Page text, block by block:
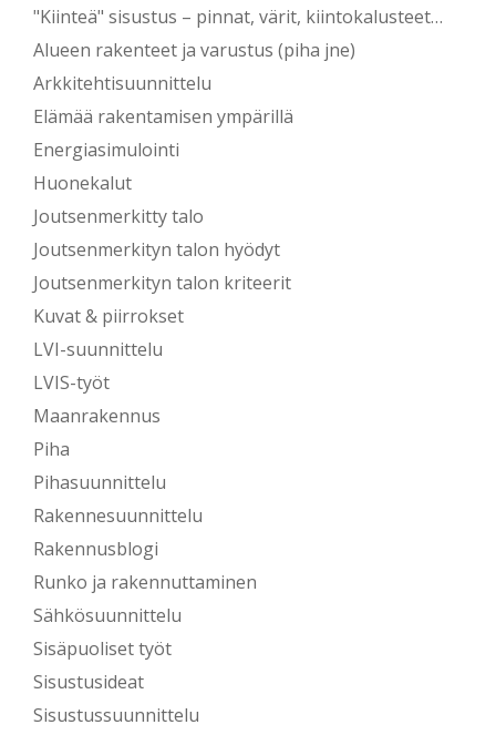
"Kiinteä" sisustus – pinnat, värit, kiintokalusteet…
Alueen rakenteet ja varustus (piha jne)
Arkkitehtisuunnittelu
Elämää rakentamisen ympärillä
Energiasimulointi
Huonekalut
Joutsenmerkitty talo
Joutsenmerkityn talon hyödyt
Joutsenmerkityn talon kriteerit
Kuvat & piirrokset
LVI-suunnittelu
LVIS-työt
Maanrakennus
Piha
Pihasuunnittelu
Rakennesuunnittelu
Rakennusblogi
Runko ja rakennuttaminen
Sähkösuunnittelu
Sisäpuoliset työt
Sisustusideat
Sisustussuunnittelu